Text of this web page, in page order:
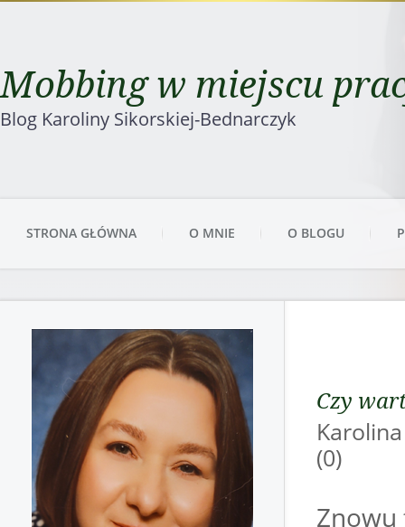
Mobbing w miejscu
Blog Karoliny Sikorskiej-Bednarczyk
STRONA GŁÓWNA O MNIE O BLOGU
Czy
(0)
Znowu